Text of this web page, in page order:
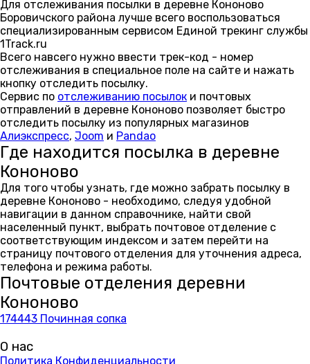
Для отслеживания посылки в деревне Кононово
Боровичского района лучше всего воспользоваться
специализированным сервисом Единой трекинг службы
1Track.ru
Всего навсего нужно ввести трек-код - номер
отслеживания в специальное поле на сайте и нажать
кнопку отследить посылку.
Сервис по отслеживанию посылок и почтовых
отправлений в деревне Кононово позволяет быстро
отследить посылку из популярных магазинов
Алиэкспресс, Joom и Pandao
Где находится посылка в деревне
Кононово
Для того чтобы узнать, где можно забрать посылку в
деревне Кононово - необходимо, следуя удобной
навигации в данном справочнике, найти свой
населенный пункт, выбрать почтовое отделение с
соответствующим индексом и затем перейти на
страницу почтового отделения для уточнения адреса,
телефона и режима работы.
Почтовые отделения деревни
Кононово
174443 Починная сопка
О нас
Политика Конфиденциальности